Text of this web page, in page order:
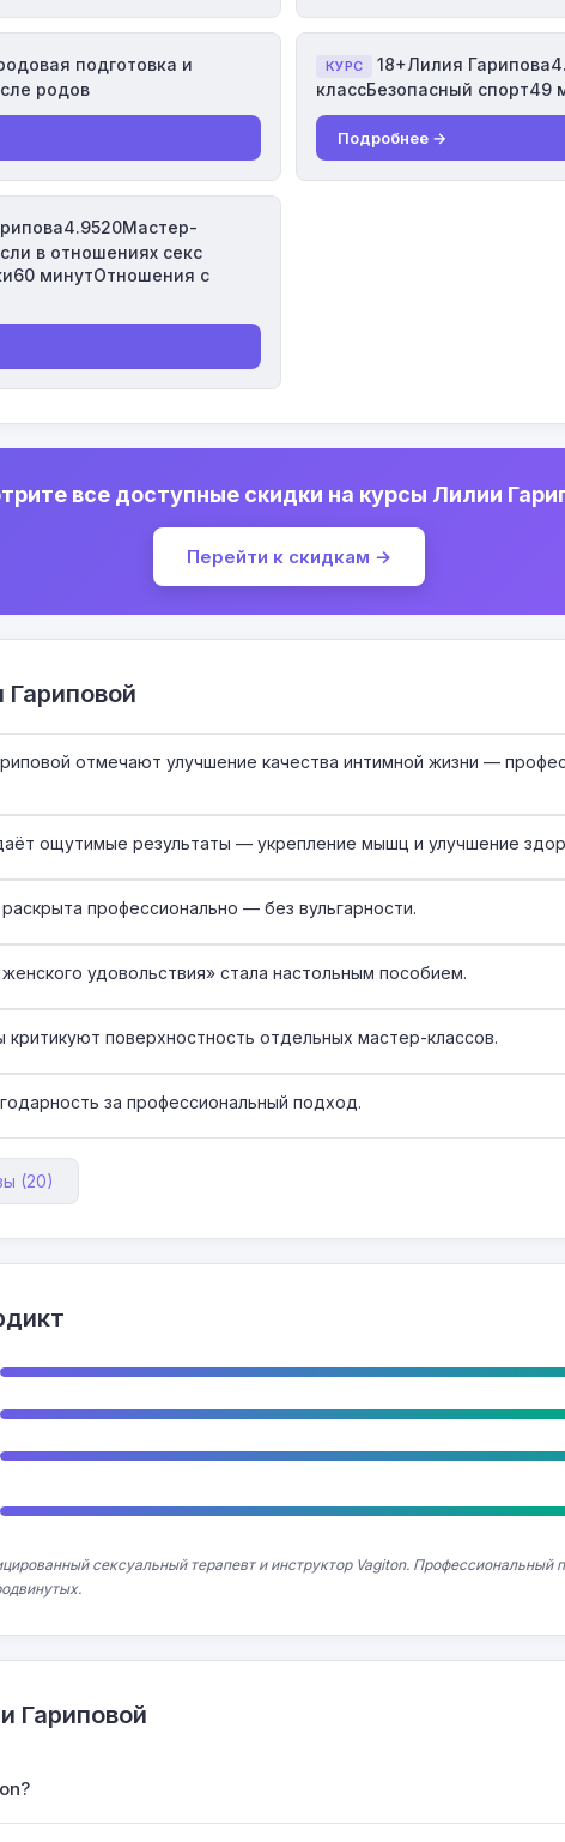
подготовка и
родов
КУРС
18+Лилия
классБезопасный спорт49
Подробнее →
в отношениях секс
минутОтношения с
все доступные скидки на курсы Лилии
Перейти к скидкам →
отмечают улучшение качества интимной жизни —
ощутимые результаты — укрепление мышц и улучшение
профессионально — без вульгарности.
удовольствия» стала настольным пособием.
поверхностность отдельных мастер-классов.
за профессиональный подход.
(20)
сексуальный терапевт и инструктор Vagiton. Профессиональный
Гариповой